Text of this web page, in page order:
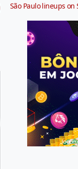
São Paulo lineups on
Jogue